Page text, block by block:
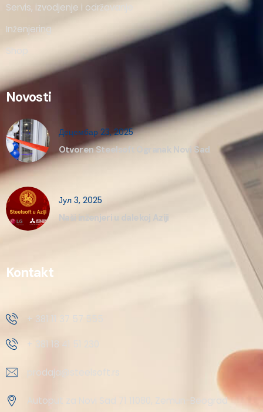
Servis, izvodjenje i održavanje
Inženjering
Shop
Novosti
Децембар 23, 2025
Otvoren Steelsoft Ogranak Novi Sad
Јул 3, 2025
Naši inženjeri u dalekoj Aziji
Kontakt
+ 381 11 37 57 555
+ 381 18 41 51 230
prodaja@steelsoft.rs
Autoput za Novi Sad 71 11080, Zemun-Beograd